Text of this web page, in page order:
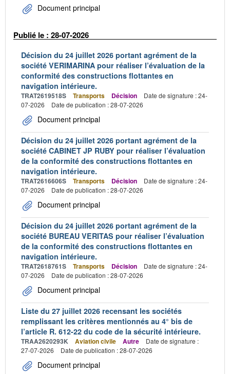
Document principal
Publié le : 28-07-2026
Décision du 24 juillet 2026 portant agrément de la
société VERIMARINA pour réaliser l’évaluation de la
conformité des constructions flottantes en
navigation intérieure.
TRAT2619518S Transports Décision
Date de signature : 24-
07-2026
Date de publication : 28-07-2026
Document principal
Décision du 24 juillet 2026 portant agrément de la
société CABINET JP RUBY pour réaliser l’évaluation
de la conformité des constructions flottantes en
navigation intérieure.
TRAT2616606S Transports Décision
Date de signature : 24-
07-2026
Date de publication : 28-07-2026
Document principal
Décision du 24 juillet 2026 portant agrément de la
société BUREAU VERITAS pour réaliser l’évaluation
de la conformité des constructions flottantes en
navigation intérieure.
TRAT2618761S Transports Décision
Date de signature : 24-
07-2026
Date de publication : 28-07-2026
Document principal
Liste du 27 juillet 2026 recensant les sociétés
remplissant les critères mentionnés au 4° bis de
l’article R. 612-22 du code de la sécurité intérieure.
TRAA2620293K Aviation civile Autre
Date de signature :
27-07-2026
Date de publication : 28-07-2026
Document principal